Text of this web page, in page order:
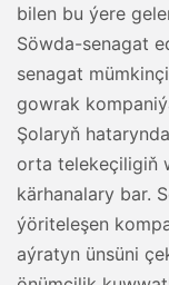
bilen bu ýere
Söwda-senagat
senagat
gowrak
Şolaryň
orta telekeçiligiň
kärhanalary bar.
ýöriteleşen
aýratyn ünsüni